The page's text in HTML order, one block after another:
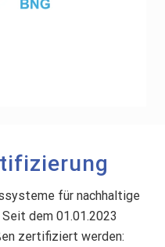
für nachhaltige
Seit dem 01.01.2023
zertifiziert werden: